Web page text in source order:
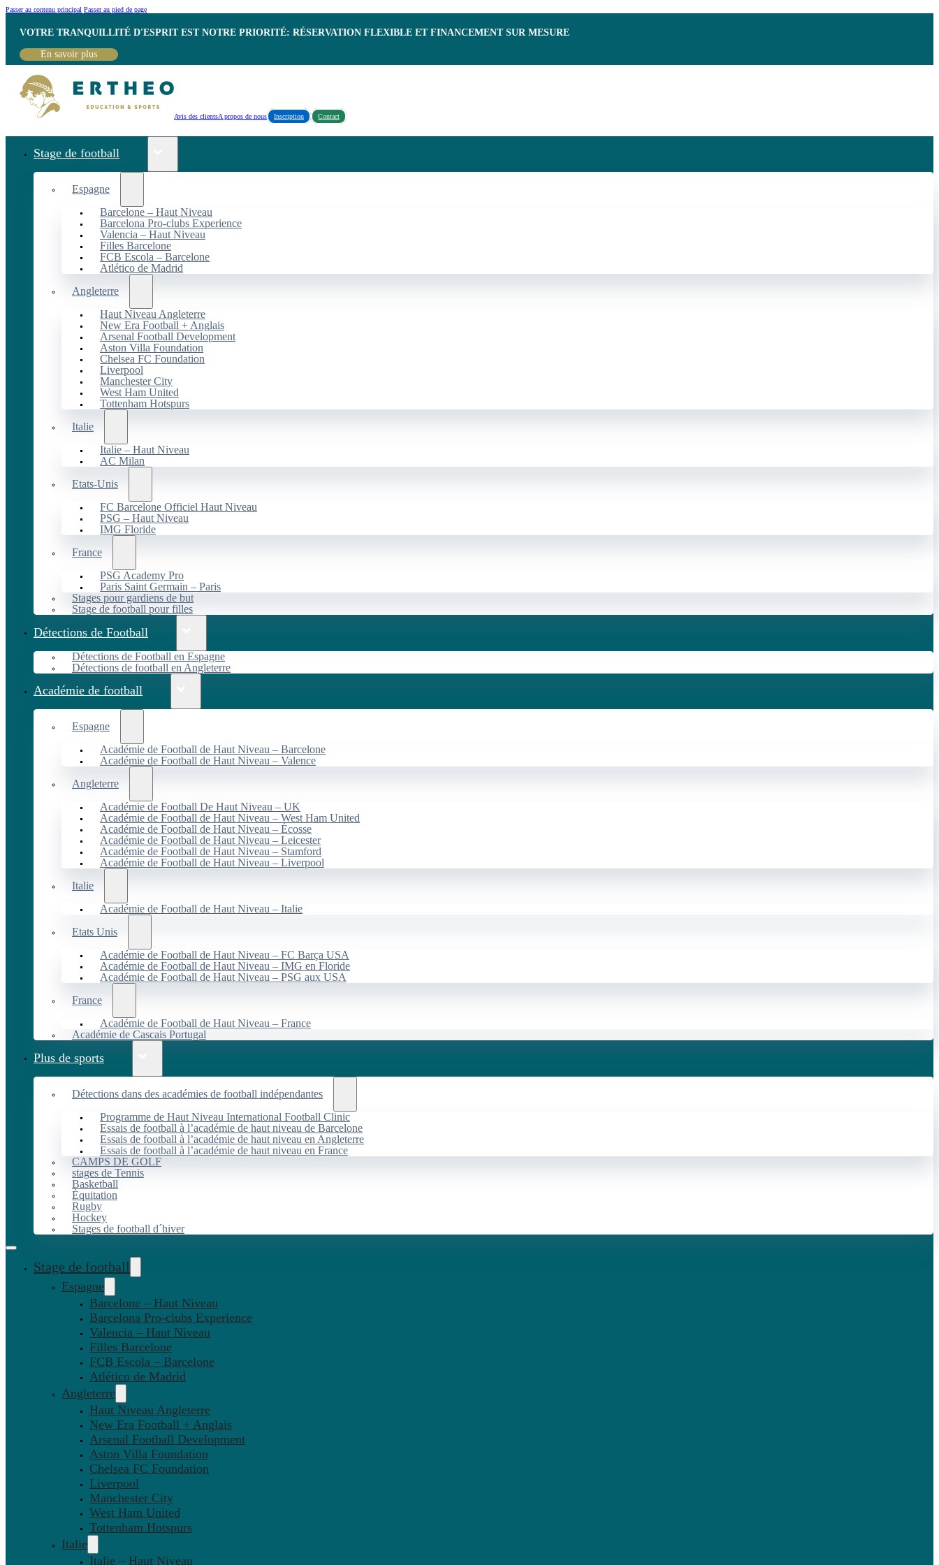
Passer au contenu principal Passer au pied de page
VOTRE TRANQUILLITÉ D'ESPRIT EST NOTRE PRIORITÉ: RÉSERVATION FLEXIBLE ET FINANCEMENT SUR MESURE
En savoir plus
Avis des clientsA propos de nous Inscription Contact
Stage de football
Espagne
Barcelone – Haut Niveau
Barcelona Pro-clubs Experience
Valencia – Haut Niveau
Filles Barcelone
FCB Escola – Barcelone
Atlético de Madrid
Angleterre
Haut Niveau Angleterre
New Era Football + Anglais
Arsenal Football Development
Aston Villa Foundation
Chelsea FC Foundation
Liverpool
Manchester City
West Ham United
Tottenham Hotspurs
Italie
Italie – Haut Niveau
AC Milan
Etats-Unis
FC Barcelone Officiel Haut Niveau
PSG – Haut Niveau
IMG Floride
France
PSG Academy Pro
Paris Saint Germain – Paris
Stages pour gardiens de but
Stage de football pour filles
Détections de Football
Détections de Football en Espagne
Détections de football en Angleterre
Académie de football
Espagne
Académie de Football de Haut Niveau – Barcelone
Académie de Football de Haut Niveau – Valence
Angleterre
Académie de Football De Haut Niveau – UK
Académie de Football de Haut Niveau – West Ham United
Académie de Football de Haut Niveau – Écosse
Académie de Football de Haut Niveau – Leicester
Académie de Football de Haut Niveau – Stamford
Académie de Football de Haut Niveau – Liverpool
Italie
Académie de Football de Haut Niveau – Italie
Etats Unis
Académie de Football de Haut Niveau – FC Barça USA
Académie de Football de Haut Niveau – IMG en Floride
Académie de Football de Haut Niveau – PSG aux USA
France
Académie de Football de Haut Niveau – France
Académie de Cascais Portugal
Plus de sports
Détections dans des académies de football indépendantes
Programme de Haut Niveau International Football Clinic
Essais de football à l’académie de haut niveau de Barcelone
Essais de football à l’académie de haut niveau en Angleterre
Essais de football à l’académie de haut niveau en France
CAMPS DE GOLF
stages de Tennis
Basketball
Équitation
Rugby
Hockey
Stages de football d´hiver
Stage de football
Espagne
Barcelone – Haut Niveau
Barcelona Pro-clubs Experience
Valencia – Haut Niveau
Filles Barcelone
FCB Escola – Barcelone
Atlético de Madrid
Angleterre
Haut Niveau Angleterre
New Era Football + Anglais
Arsenal Football Development
Aston Villa Foundation
Chelsea FC Foundation
Liverpool
Manchester City
West Ham United
Tottenham Hotspurs
Italie
Italie – Haut Niveau